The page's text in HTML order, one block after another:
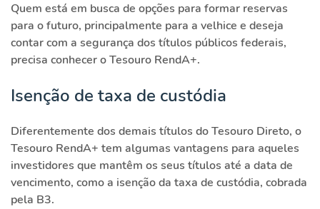
Quem está em busca de opções para formar reservas
para o futuro, principalmente para a velhice e deseja
contar com a segurança dos títulos públicos federais,
precisa conhecer o Tesouro RendA+.
Isenção de taxa de custódia
Diferentemente dos demais títulos do Tesouro Direto, o
Tesouro RendA+ tem algumas vantagens para aqueles
investidores que mantêm os seus títulos até a data de
vencimento, como a isenção da taxa de custódia, cobrada
pela B3.